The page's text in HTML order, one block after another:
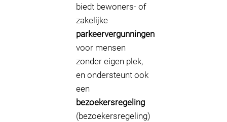
biedt bewoners- of
zakelijke
parkeervergunningen
voor mensen
zonder eigen plek,
en ondersteunt ook
een
bezoekersregeling
(bezoekersregeling)